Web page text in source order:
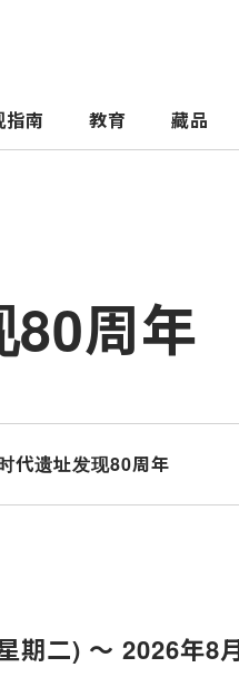
指南 教育 藏品
80周年
代遗址发现80周年
期二) ～ 2026年8